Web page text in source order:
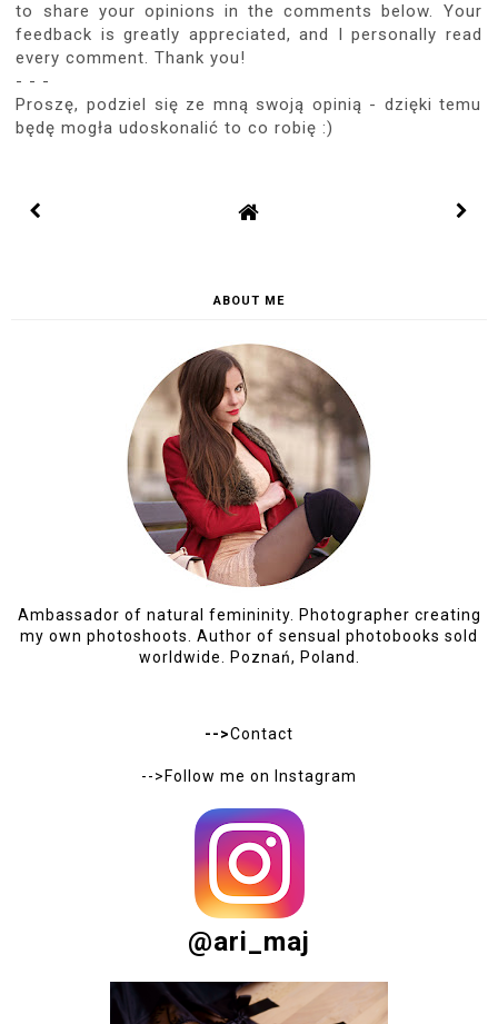
to share your opinions in the comments below. Your
feedback is greatly appreciated, and I personally read
every comment. Thank you!
- - -
Proszę, podziel się ze mną swoją opinią - dzięki temu
będę mogła udoskonalić to co robię :)
ABOUT ME
Ambassador of natural femininity. Photographer creating
my own photoshoots. Author of sensual photobooks sold
worldwide. Poznań, Poland.
-->Contact
-->Follow me on Instagram
@ari_maj